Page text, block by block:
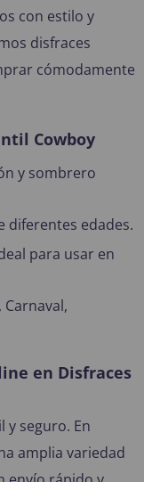
con estilo y
disfraces
cómodamente
Cowboy
y sombrero
diferentes edades.
para usar en
en Disfraces
y seguro. En
amplia variedad